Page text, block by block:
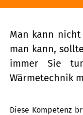
Man kann
man kann,
immer Sie
Wärmetechnik
Diese Kompetenz